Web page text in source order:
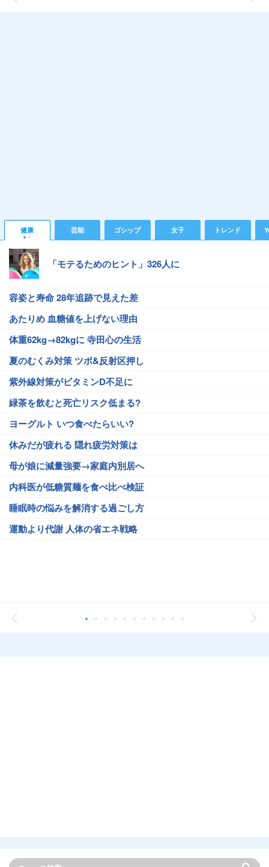
健康 芸能 ゴシップ 女子 トレンド
「モテるためのヒント」326人に
容姿と寿命 28年追跡で見えた差
あたりめ 血糖値を上げない理由
体重62kg→82kgに 寺田心の生活
夏のむくみ対策 ツボ&反射区押し
紫外線対策がビタミンD不足に
緑茶を飲むと死亡リスク低まる?
ヨーグルト いつ食べたらいい?
休みだが疲れる 隠れ疲労対策は
母が娘に減量強要→家庭内別居へ
内科医が低糖質麺を食べ比べ検証
睡眠時の悩みを解消する過ごし方
運動より代謝 人体の省エネ戦略